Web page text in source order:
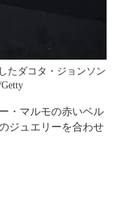
たダコタ・ジョンソン
・マルモの赤いベル
ジュエリーを合わせ